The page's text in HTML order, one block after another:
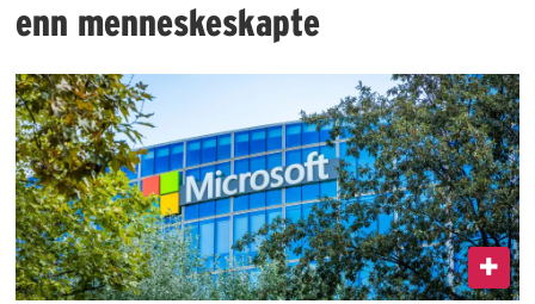
enn menneskeskapte